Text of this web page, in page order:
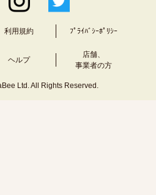
利用規約 ﾌﾟﾗｲﾊﾞｼｰﾎﾟﾘｼｰ
ヘルプ
店舗、
事業者の方
Ltd. All Rights Reserved.